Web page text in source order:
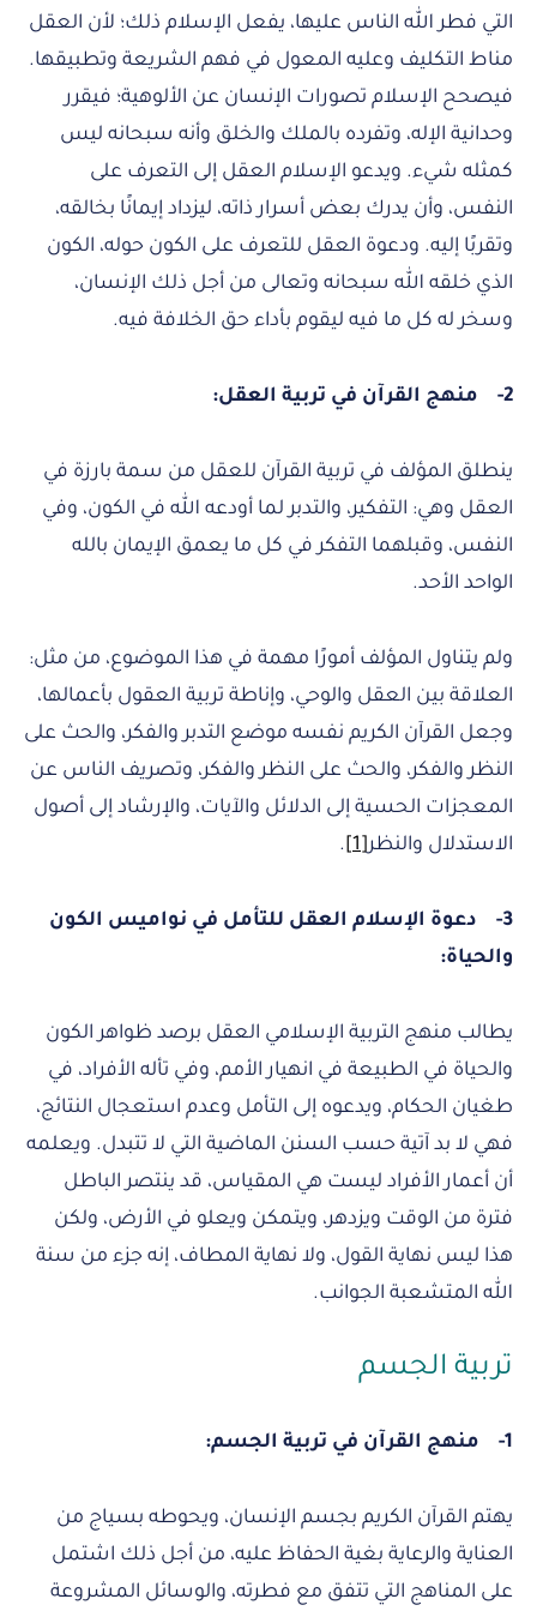
التي فطر الله الناس عليها، يفعل الإسلام ذلك؛ لأن العقل
مناط التكليف وعليه المعول في فهم الشريعة وتطبيقها.
فيصحح الإسلام تصورات الإنسان عن الألوهية؛ فيقرر
وحدانية الإله، وتفرده بالملك والخلق وأنه سبحانه ليس
كمثله شيء. ويدعو الإسلام العقل إلى التعرف على
النفس، وأن يدرك بعض أسرار ذاته، ليزداد إيمانًا بخالقه،
وتقربًا إليه. ودعوة العقل للتعرف على الكون حوله، الكون
الذي خلقه الله سبحانه وتعالى من أجل ذلك الإنسان،
وسخر له كل ما فيه ليقوم بأداء حق الخلافة فيه.
2- منهج القرآن في تربية العقل:
ينطلق المؤلف في تربية القرآن للعقل من سمة بارزة في
العقل وهي: التفكير، والتدبر لما أودعه الله في الكون، وفي
النفس، وقبلهما التفكر في كل ما يعمق الإيمان بالله
الواحد الأحد.
ولم يتناول المؤلف أمورًا مهمة في هذا الموضوع، من مثل:
العلاقة بين العقل والوحي، وإناطة تربية العقول بأعمالها،
وجعل القرآن الكريم نفسه موضع التدبر والفكر، والحث على
النظر والفكر، والحث على النظر والفكر، وتصريف الناس عن
المعجزات الحسية إلى الدلائل والآيات، والإرشاد إلى أصول
الاستدلال والنظر
.
3-
دعوة الإسلام العقل للتأمل في نواميس الكون
والحياة:
يطالب منهج التربية الإسلامي العقل برصد ظواهر الكون
والحياة في الطبيعة في انهيار الأمم، وفي تأله الأفراد، في
طغيان الحكام، ويدعوه إلى التأمل وعدم استعجال النتائج،
فهي لا بد آتية حسب السنن الماضية التي لا تتبدل. ويعلمه
أن أعمار الأفراد ليست هي المقياس، قد ينتصر الباطل
فترة من الوقت ويزدهر، ويتمكن ويعلو في الأرض، ولكن
هذا ليس نهاية القول، ولا نهاية المطاف، إنه جزء من سنة
الله المتشعبة الجوانب.
تربية الجسم
1- منهج القرآن في تربية الجسم:
يهتم القرآن الكريم بجسم الإنسان، ويحوطه بسياج من
العناية والرعاية بغية الحفاظ عليه، من أجل ذلك اشتمل
على المناهج التي تتفق مع فطرته، والوسائل المشروعة